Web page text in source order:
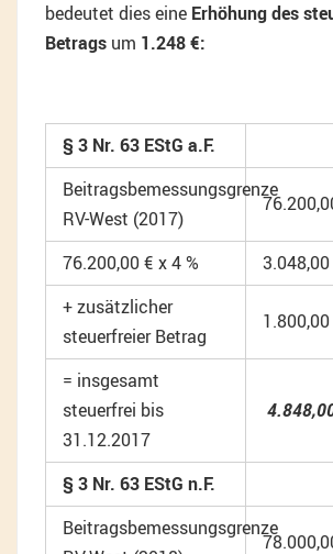
bedeutet dies eine Erhöhung des
Betrags um 1.248 €:
§ 3 Nr. 63 EStG a.F.
Beitragsbemessungsgrenze
RV-West (2017)
76.200,00 € x 4 %
3.048,00
+ zusätzlicher
steuerfreier Betrag
= insgesamt
steuerfrei bis
31.12.2017
§ 3 Nr. 63 EStG n.F.
Beitragsbemessungsgrenze